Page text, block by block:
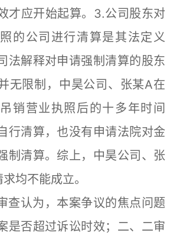
才应开始起算。3.公司股东对
的公司进行清算是其法定义
法解释对申请强制清算的股东
无限制，中昊公司、张某A在
销营业执照后的十多年时间
行清算，也没有申请法院对金
制清算。综上，中昊公司、张
均不能成立。
认为，本案争议的焦点问题
是否超过诉讼时效；二、二审